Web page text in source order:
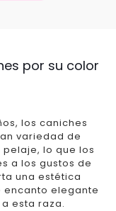
por su color
los caniches
variedad de
lo que los
a los gustos de
una estética
encanto elegante
esta raza.